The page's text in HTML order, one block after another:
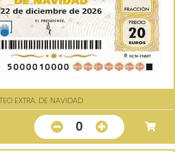
EXTRA. DE NAVIDAD
0